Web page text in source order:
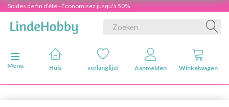
Soldes de fin d'été - Économisez jusqu'à 50%
Navigatie in-/uitschakelen
Menu
Huis verlanglijst Aanmelden Winkelwagen